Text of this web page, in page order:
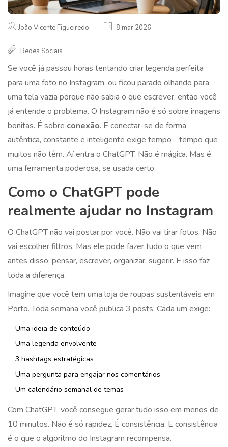
João Vicente Figueiredo 8 mar 2026
Redes Sociais
Se você já passou horas tentando criar legenda perfeita
para uma foto no Instagram, ou ficou parado olhando para
uma tela vazia porque não sabia o que escrever, então você
já entende o problema. O Instagram não é só sobre imagens
bonitas. É sobre conexão. E conectar-se de forma
autêntica, constante e inteligente exige tempo - tempo que
muitos não têm. Aí entra o ChatGPT. Não é mágica. Mas é
uma ferramenta poderosa, se usada certo.
Como o ChatGPT pode
realmente ajudar no Instagram
O ChatGPT não vai postar por você. Não vai tirar fotos. Não
vai escolher filtros. Mas ele pode fazer tudo o que vem
antes disso: pensar, escrever, organizar, sugerir. E isso faz
toda a diferença.
Imagine que você tem uma loja de roupas sustentáveis em
Porto. Toda semana você publica 3 posts. Cada um exige:
Uma ideia de conteúdo
Uma legenda envolvente
3 hashtags estratégicas
Uma pergunta para engajar nos comentários
Um calendário semanal de temas
Com ChatGPT, você consegue gerar tudo isso em menos de
10 minutos. Não é só rapidez. É consistência. E consistência
é o que o algoritmo do Instagram recompensa.